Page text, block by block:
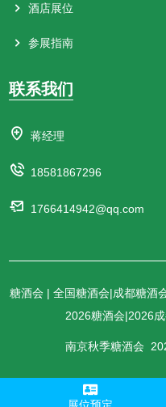
酒店展位
参展指南
联系我们
蒋经理
18581867296
1766414942@qq.com
糖酒会 | 全国糖酒会|成都糖酒
2026糖酒会|2026
南京秋季糖酒会
展位预定